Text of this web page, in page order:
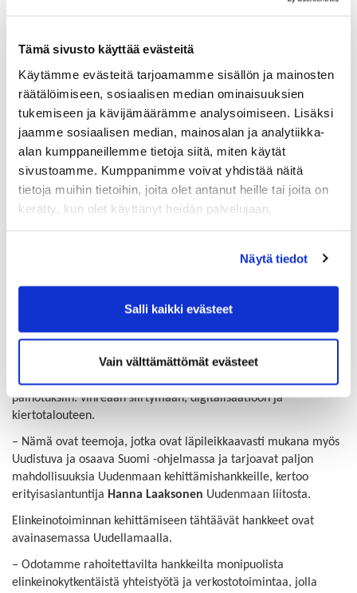
Tämä sivusto käyttää evästeitä
Käytämme evästeitä tarjoamamme sisällön ja mainosten
räätälöimiseen, sosiaalisen median ominaisuuksien
tukemiseen ja kävijämäärämme analysoimiseen. Lisäksi
jaamme sosiaalisen median, mainosalan ja analytiikka-
alan kumppaneillemme tietoja siitä, miten käytät
sivustoamme. Kumppanimme voivat yhdistää näitä
tietoja muihin tietoihin, joita olet antanut heille tai joita on
kerätty, kun olet käyttänyt heidän palvelujaan.
Näytä tiedot
Salli kaikki evästeet
Vain välttämättömät evästeet
vastaavat Uudistuva ja osaava Suomi -ohjelman
näiden alla oleviin tarkempiin erityistavoitteisiin, sekä kunkin
maakunnan liiton määrittelemiin omiin painotuksiin.
Kestävän kaupunkikehittämisen EAKR-rahoitusta on puolestaan
euroa. Uudistuva ja osaava Suomi -ohjelman lisäksi
kaupunkikehittämisen EAKR-rahoitusta ohjaavat
ekosysteemisopimusten kaupunkikohtaiset sisällöt.
Uudellamaalla yrittäjyysaluevuosi nostaa
fokukseen vihreän ja digitaalisen siirtymän
Uudenmaan omat teemat maakuntien liittojen EAKR-haussa
pohjautuvat Euroopan alueiden komitean maakunnalle
myöntämän Euroopan yrittäjyysalue 2022 -tunnustuksen
painotuksiin: vihreään siirtymään, digitalisaatioon ja
kiertotalouteen.
– Nämä ovat teemoja, jotka ovat läpileikkaavasti mukana myös
Uudistuva ja osaava Suomi -ohjelmassa ja tarjoavat paljon
mahdollisuuksia Uudenmaan kehittämishankkeille, kertoo
erityisasiantuntija Hanna Laaksonen Uudenmaan liitosta.
Elinkeinotoiminnan kehittämiseen tähtäävät hankkeet ovat
avainasemassa Uudellamaalla.
– Odotamme rahoitettavilta hankkeilta monipuolista
elinkeinokytkentäistä yhteistyötä ja verkostotoimintaa, jolla